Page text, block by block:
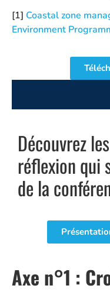
[1] Coastal zone
Environment
Découvrez
réflexion qui
de la
Axe n°1 :